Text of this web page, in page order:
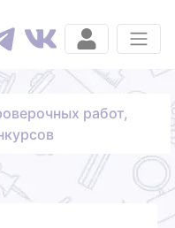
работ,